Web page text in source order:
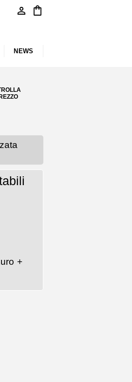
person shopping_bag
NEWS
+